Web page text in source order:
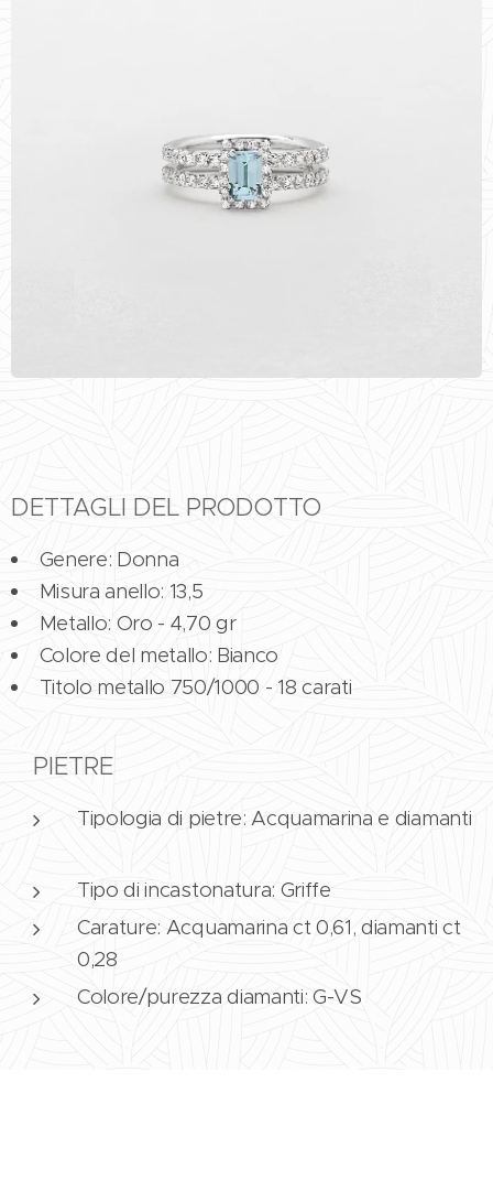
DETTAGLI DEL PRODOTTO
Genere: Donna
Misura anello: 13,5
Metallo: Oro - 4,70 gr
Colore del metallo: Bianco
Titolo metallo 750/1000 - 18 carati
PIETRE
Tipologia di pietre: Acquamarina e diamanti
Tipo di incastonatura: Griffe
Carature: Acquamarina ct 0,61, diamanti ct
0,28
Colore/purezza diamanti: G-VS